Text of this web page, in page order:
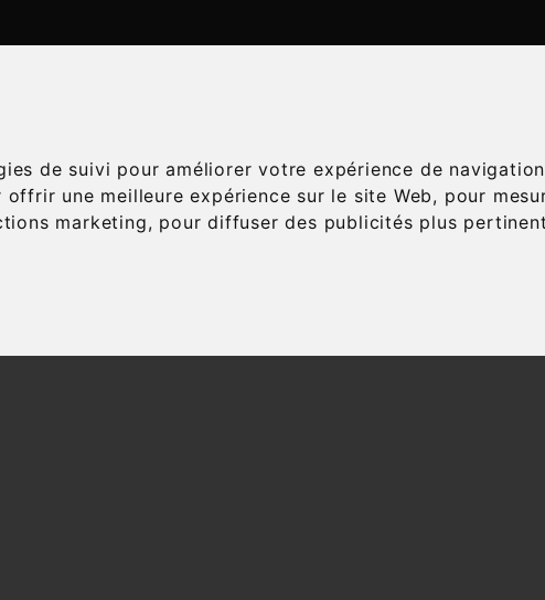
de suivi pour améliorer votre expérience de
offrir une meilleure expérience sur le site Web, pour
marketing, pour diffuser des publicités plus
Accueil Vins Cépage Marselan